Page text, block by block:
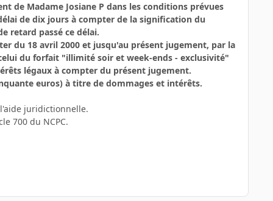
de Madame Josiane P dans les conditions prévues
de dix jours à compter de la signification du
retard passé ce délai.
du 18 avril 2000 et jusqu'au présent jugement, par la
du forfait "illimité soir et week-ends - exclusivité"
légaux à compter du présent jugement.
euros) à titre de dommages et intérêts.
juridictionnelle.
700 du NCPC.